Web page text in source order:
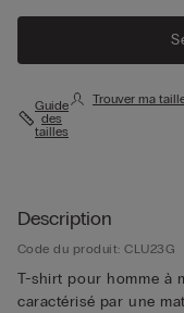
Guide
des
tailles
Trouver ma
Description
Code du produit: CLU23G
T-shirt pour homme à
caractérisé par une